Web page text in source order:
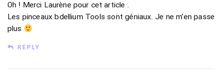
Oh ! Merci Laurène pour cet article .
Les pinceaux bdellium Tools sont géniaux. Je ne m’en passe
plus
REPLY